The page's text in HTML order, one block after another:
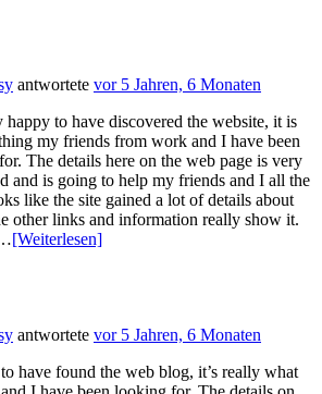
antwortete vor 5 Jahren, 6 Monaten
happy to have discovered the website, it is
my friends from work and I have been
The details here on the web page is very
and is going to help my friends and I all the
like the site gained a lot of details about
other links and information really show it.
[Weiterlesen]
antwortete vor 5 Jahren, 6 Monaten
have found the web blog, it’s really what